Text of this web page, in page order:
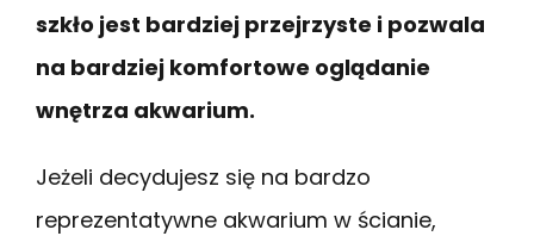
szkło jest bardziej przejrzyste i pozwala
na bardziej komfortowe oglądanie
wnętrza akwarium.
Jeżeli decydujesz się na bardzo
reprezentatywne akwarium w ścianie,